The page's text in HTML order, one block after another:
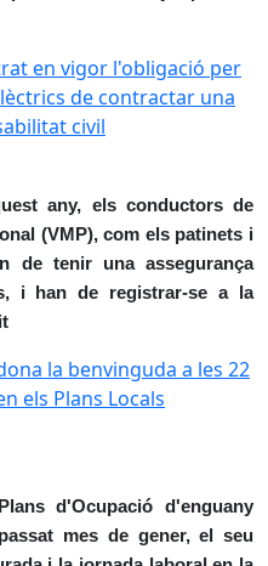
en vigor l'obligació per
en vigor l'obligació per
de contractar una
civil
any, els conductors de
(VMP), com els patinets i
de tenir una assegurança
i han de registrar-se a la
la benvinguda a les 22
la benvinguda a les 22
els Plans Locals
d'Ocupació d'enguany
mes de gener, el seu